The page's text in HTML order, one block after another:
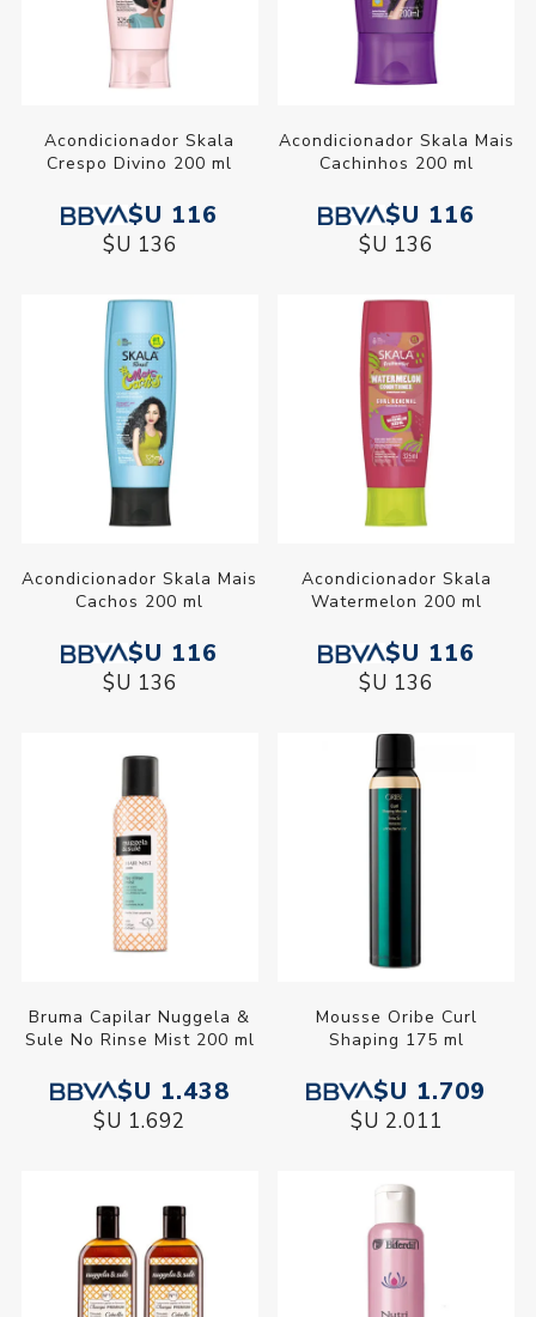
Acondicionador Skala
Crespo Divino 200 ml
$U 116
$U 136
Acondicionador Skala Mais
Cachinhos 200 ml
$U 116
$U 136
Acondicionador Skala Mais
Cachos 200 ml
$U 116
$U 136
Acondicionador Skala
Watermelon 200 ml
$U 116
$U 136
Bruma Capilar Nuggela &
Sule No Rinse Mist 200 ml
$U 1.438
$U 1.692
Mousse Oribe Curl
Shaping 175 ml
$U 1.709
$U 2.011